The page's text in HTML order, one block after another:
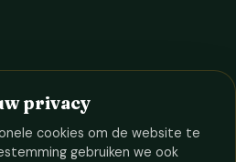
privacy
cookies om de website te
gebruiken we ook